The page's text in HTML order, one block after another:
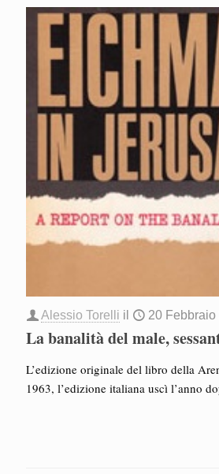
Alessio Torelli il 20 Febbraio
La banalità del male,
L’edizione originale del libro della
1963, l’edizione italiana uscì l’anno